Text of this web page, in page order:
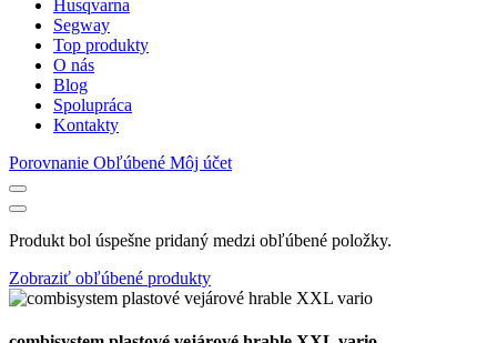
Husqvarna
Segway
Top produkty
O nás
Blog
Spolupráca
Kontakty
Porovnanie Obľúbené Môj účet
Produkt bol úspešne pridaný medzi obľúbené položky.
Zobraziť obľúbené produkty